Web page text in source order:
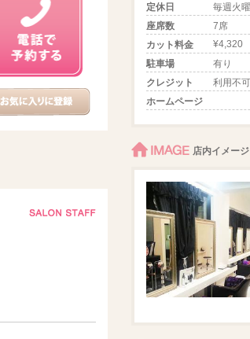
定休日
毎週火
座席数
7席
カット料金
¥4,320
駐車場
有り
クレジット
利用不可
ホームページ
IMAGE 店内イメージ